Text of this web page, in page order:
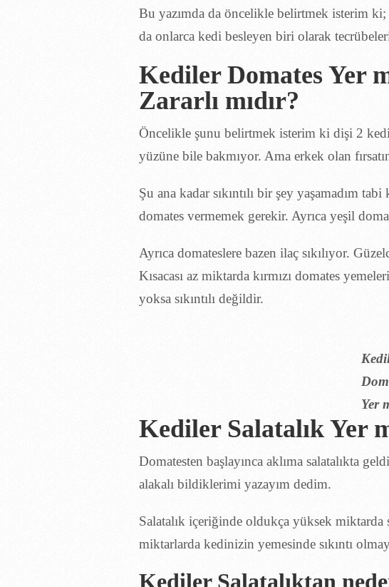
Bu yazımda da öncelikle belirtmek isterim
da onlarca kedi besleyen biri olarak
Kediler Domates Yer
Zararlı mıdır?
Öncelikle şunu belirtmek isterim ki dişi 2
yüzüne bile bakmıyor. Ama erkek olan
Şu ana kadar sıkıntılı bir şey yaşamadım
domates vermemek gerekir. Ayrıca yeşil
Ayrıca domateslere bazen ilaç sıkılıyor.
Kısacası az miktarda kırmızı domates
yoksa sıkıntılı değildir.
Kediler
Kediler Salatalık Yer
Domatesten başlayınca aklıma salatalıkta
alakalı bildiklerimi yazayım dedim.
miktarlarda kedinizin yemesinde sıkıntı
Kediler Salatalıktan